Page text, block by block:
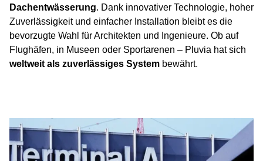
Dachentwässerung. Dank innovativer Technologie, hoher
Zuverlässigkeit und einfacher Installation bleibt es die
bevorzugte Wahl für Architekten und Ingenieure. Ob auf
Flughäfen, in Museen oder Sportarenen – Pluvia hat sich
weltweit als zuverlässiges System bewährt.